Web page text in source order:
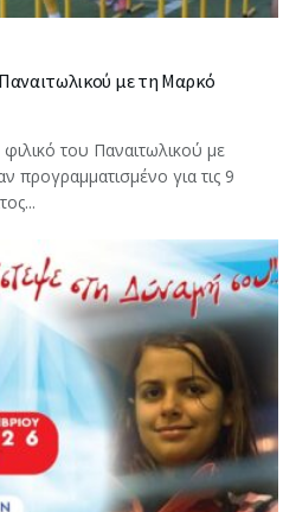
με τη Μαρκό
του Παναιτωλικού με
προγραμματισμένο για τις 9